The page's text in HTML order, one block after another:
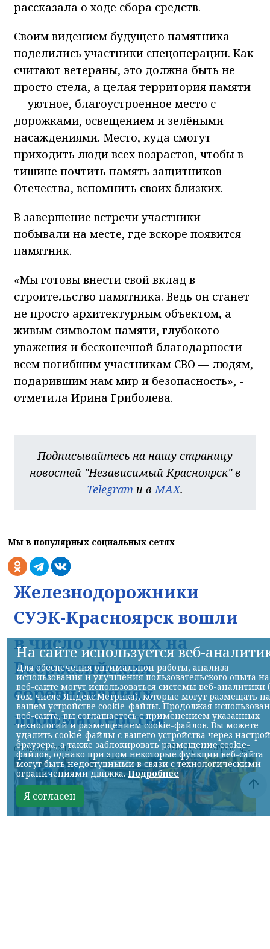
рассказала о ходе сбора средств.
Своим видением будущего памятника
поделились участники спецоперации. Как
считают ветераны, это должна быть не
просто стела, а целая территория памяти
— уютное, благоустроенное место с
дорожками, освещением и зелёными
насаждениями. Место, куда смогут
приходить люди всех возрастов, чтобы в
тишине почтить память защитников
Отечества, вспомнить своих близких.
В завершение встречи участники
побывали на месте, где вскоре появится
памятник.
«Мы готовы внести свой вклад в
строительство памятника. Ведь он станет
не просто архитектурным объектом, а
живым символом памяти, глубокого
уважения и бесконечной благодарности
всем погибшим участникам СВО — людям,
подарившим нам мир и безопасность», -
отметила Ирина Гриболева.
Подписывайтесь на нашу страницу
новостей "Независимый Красноярск" в
Telegram и вMAX.
Мы в популярных социальных сетях
Железнодорожники
СУЭК-Красноярск вошли
в число лучших на
Всероссийских
соревнованиях
профмастерства
07.08.2026 22:13 НИА-Красноярск
На сайте используется веб-
Для обеспечения оптимальной работы, анализа
использования и улучшения пользовательского опыта на
веб-сайте могут использоваться системы веб-аналитики
том числе Яндекс.Метрика), которые могут размещать на
вашем устройстве cookie-файлы. Продолжая
веб-сайта, вы соглашаетесь с применением указанных
технологий и размещением cookie-файлов. Вы можете
удалить cookie-файлы с вашего устройства через
браузера, а также заблокировать размещение cookie-
файлов, однако при этом некоторые функции веб-сайта
могут быть недоступными в связи с технологическими
ограничениями движка. Подробнее
Я согласен